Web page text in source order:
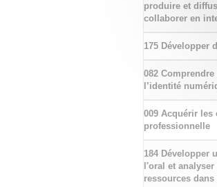
produire et
collaborer en
175 Développer
082
l’identité
009 Acquérir les
professionnelle
184 Développer
l'oral et
ressources